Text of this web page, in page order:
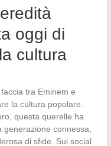
oggi di
cultura
tra Eminem e
la cultura popolare.
questa querelle ha
connessa,
di sfide. Sui social